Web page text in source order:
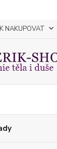
NAKUPOVAT